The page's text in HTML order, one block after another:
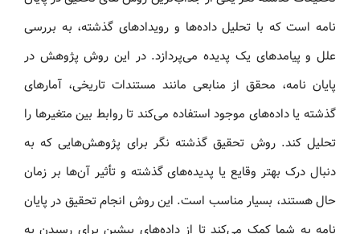
نامه است که با تحلیل داده‌ها و رویدادهای گذشته، به بررسی
علل و پیامدهای یک پدیده می‌پردازد. در این روش پژوهش در
پایان‌ نامه، محقق از منابعی مانند مستندات تاریخی، آمارهای
گذشته یا داده‌های موجود استفاده می‌کند تا روابط بین متغیرها را
تحلیل کند. روش تحقیق گذشته‌ نگر برای پژوهش‌هایی که به
دنبال درک بهتر وقایع یا پدیده‌های گذشته و تأثیر آن‌ها بر زمان
حال هستند، بسیار مناسب است. این روش انجام تحقیق در پایان‌
نامه به شما کمک می‌کند تا از داده‌های پیشین برای رسیدن به